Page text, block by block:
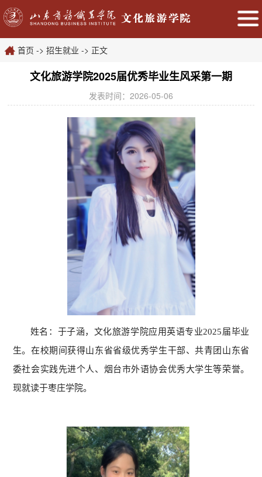
首页 -> 招生就业 -> 正文
文化旅游学院2025届优秀毕业生风采第一期
发表时间：2026-05-06
姓名：于子涵，文化旅游学院应用英语专业2025届毕业
生。在校期间获得山东省省级优秀学生干部、共青团山东省
委社会实践先进个人、烟台市外语协会优秀大学生等荣誉。
现就读于枣庄学院。